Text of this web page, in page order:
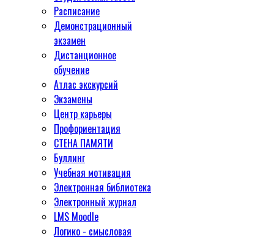
Расписание
Демонстрационный
экзамен
Дистанционное
обучение
Атлас экскурсий
Экзамены
Центр карьеры
Профориентация
СТЕНА ПАМЯТИ
Буллинг
Учебная мотивация
Электронная библиотека
Электронный журнал
LMS Moodle
Логико - смысловая